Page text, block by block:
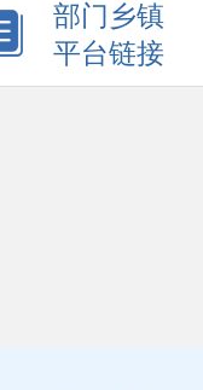
部门乡镇
平台链接